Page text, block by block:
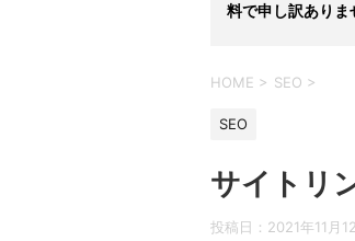
料で申し訳ありま
HOME > SEO >
SEO
サイトリ
投稿日： 2021年11月